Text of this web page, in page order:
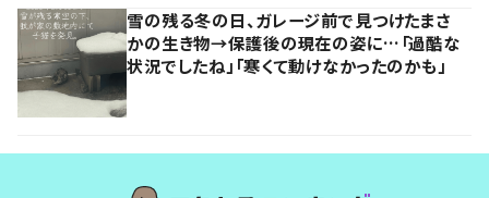
雪の残る冬の日、ガレージ前で見つけたまさ
かの生き物→保護後の現在の姿に…「過酷な
状況でしたね」「寒くて動けなかったのかも」